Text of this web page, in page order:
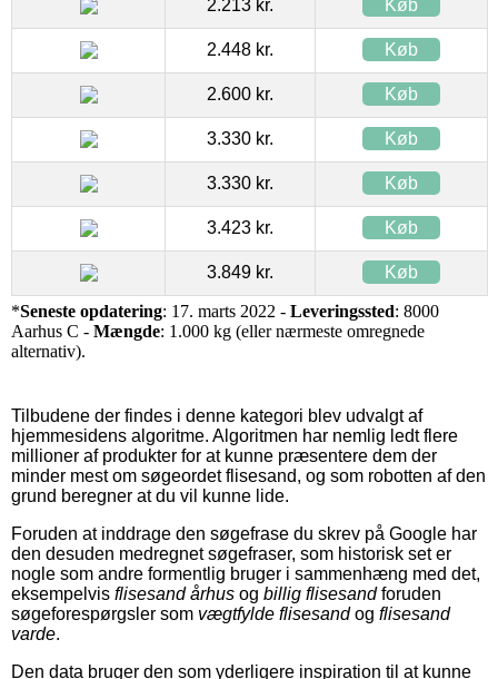
2.213 kr. Køb
2.448 kr. Køb
2.600 kr. Køb
3.330 kr. Køb
3.330 kr. Køb
3.423 kr. Køb
3.849 kr. Køb
*Seneste opdatering: 17. marts 2022 - Leveringssted: 8000
Aarhus C - Mængde: 1.000 kg (eller nærmeste omregnede
alternativ).
Tilbudene der findes i denne kategori blev udvalgt af
hjemmesidens algoritme. Algoritmen har nemlig ledt flere
millioner af produkter for at kunne præsentere dem der
minder mest om søgeordet flisesand, og som robotten af den
grund beregner at du vil kunne lide.
Foruden at inddrage den søgefrase du skrev på Google har
den desuden medregnet søgefraser, som historisk set er
nogle som andre formentlig bruger i sammenhæng med det,
eksempelvis flisesand århus og billig flisesandforuden
søgeforespørgsler som vægtfylde flisesandog flisesand
varde.
Den data bruger den som yderligere inspiration til at kunne